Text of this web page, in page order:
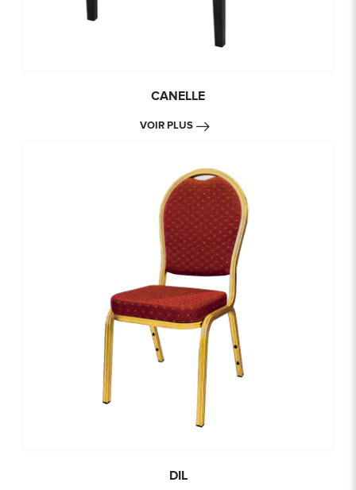
CANELLE
VOIR PLUS
DIL